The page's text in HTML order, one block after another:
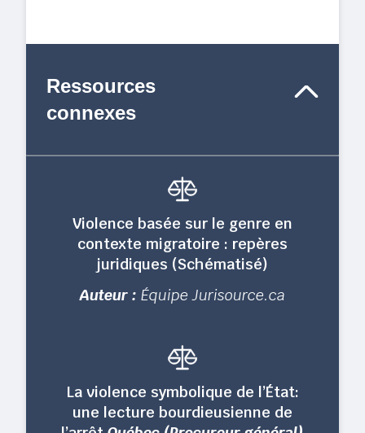
Ressources
connexes
Violence basée sur le genre en
contexte migratoire : repères
juridiques (Schématisé)
Auteur : Équipe Jurisource.ca
La violence symbolique de l’État:
une lecture bourdieusienne de